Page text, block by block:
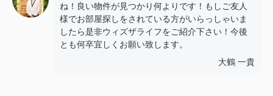
ね！良い物件が見つかり何よりです！もしご友人
様でお部屋探しをされている方がいらっしゃいま
したら是非ウィズザライフをご紹介下さい！今後
とも何卒宜しくお願い致します。
大鶴 一貴